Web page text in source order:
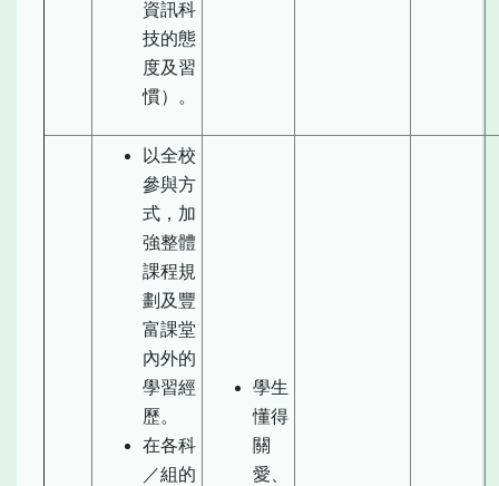
資訊科
技的態
度及習
慣）。
以全校
參與方
式，加
強整體
課程規
劃及豐
富課堂
內外的
學習經
歷。
在各科
／組的
學生
懂得
關
愛、